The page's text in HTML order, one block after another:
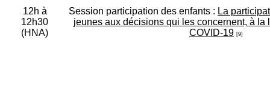
12h à
12h30
(HNA)
Session participation des enfants : La
jeunes aux décisions qui les concernent, à la
COVID-19 [9]